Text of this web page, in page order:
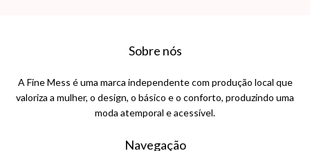
Sobre nós
A Fine Mess é uma marca independente com produção local que
valoriza a mulher, o design, o básico e o conforto, produzindo uma
moda atemporal e acessível.
Navegação